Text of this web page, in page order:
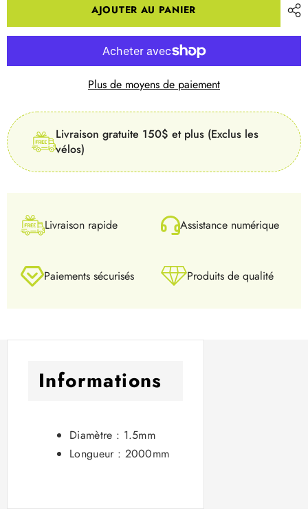
AJOUTER AU PANIER
Plus de moyens de paiement
Livraison gratuite 150$ et plus (Exclus les
vélos)
Livraison rapide Assistance numérique
Paiements sécurisés Produits de qualité
Informations
Diamètre : 1.5mm
Longueur : 2000mm